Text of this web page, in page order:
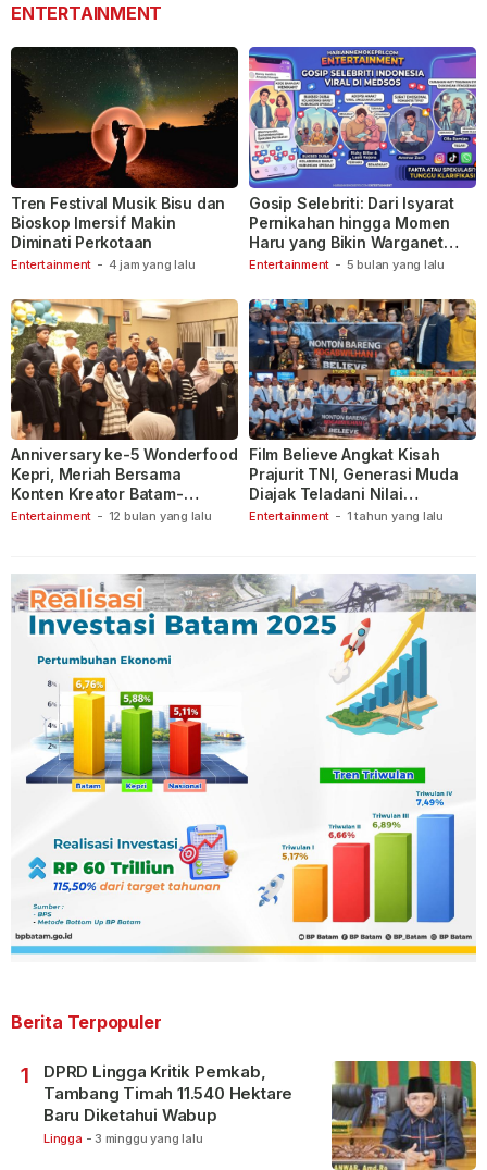
ENTERTAINMENT
Entertainment - 4 jam yang lalu
Tren Festival Musik Bisu dan
Bioskop Imersif Makin
Diminati Perkotaan
Entertainment - 5 bulan yang lalu
Gosip Selebriti: Dari Isyarat
Pernikahan hingga Momen
Haru yang Bikin Warganet
Berspekulasi
Entertainment - 12 bulan yang lalu
Anniversary ke-5 Wonderfood
Kepri, Meriah Bersama
Konten Kreator Batam-
Tanjungpinang
Entertainment - 1 tahun yang lalu
Film Believe Angkat Kisah
Prajurit TNI, Generasi Muda
Diajak Teladani Nilai
Keberanian
Berita Terpopuler
1
DPRD Lingga Kritik Pemkab,
Tambang Timah 11.540 Hektare
Baru Diketahui Wabup
Lingga - 3 minggu yang lalu